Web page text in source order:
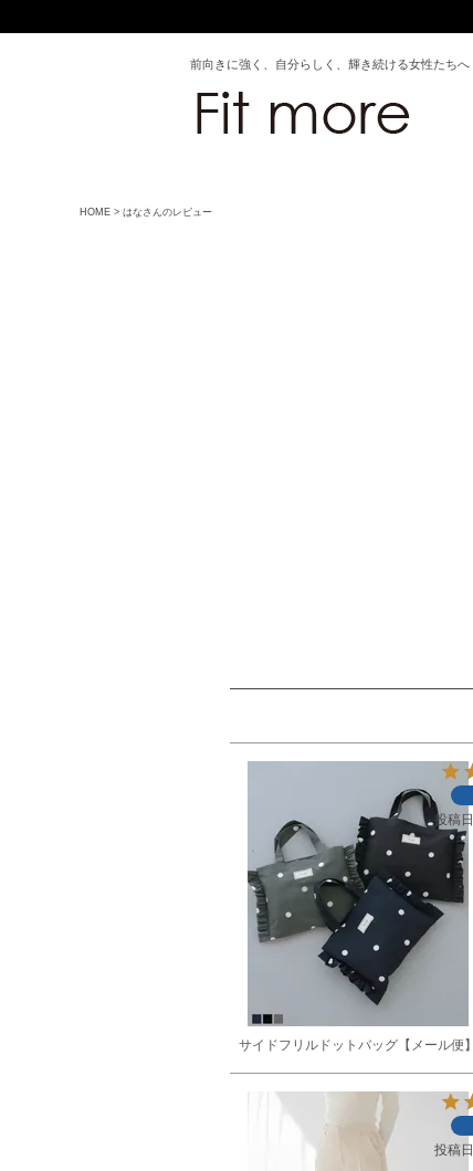
前向きに強く、自分らしく、輝き続ける女性たちへ
HOME はなさんのレビュー
サイドフリルドットバッグ【メール便】
投稿日
投稿日